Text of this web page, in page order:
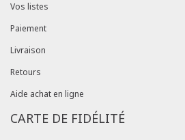
Vos listes
Paiement
Livraison
Retours
Aide achat en ligne
CARTE DE FIDÉLITÉ